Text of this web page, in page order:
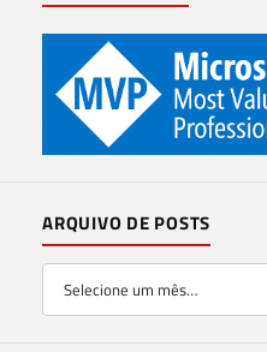
ARQUIVO DE POSTS